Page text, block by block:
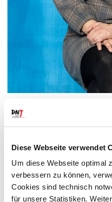
Diese Webseite verwendet
Um diese Webseite optimal
verbessern zu können,
Cookies sind technisch
für unsere Statistiken.
Die Mezzosporanistin
Josef Loibl. Sie beendete
Internationalen
in Zürich und gewann im
der »16th Okiden
Competition« in Japan. Sie